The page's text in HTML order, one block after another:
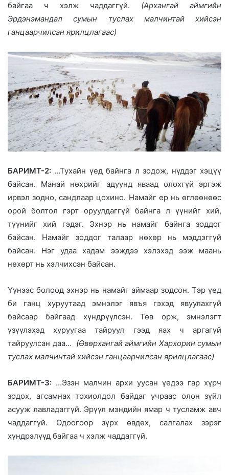
байгаа ч хэлж чаддаггүй. (Архангай аймгийн
Эрдэнэмандал сумын туслах малчинтай хийсэн
ганцаарчилсан ярилцлагаас)
БАРИМТ-2: …Тухайн үед байнга л зодож, нүддэг хэцүү
байсан. Манай нөхрийг адуунд яваад олохгүй эргэж
ирвэл зодно, сандлаар цохино. Намайг ер нь өглөөнөөс
орой болтол гэрт оруулдаггүй байнга л үүнийг хий,
түүнийг хий гэдэг. Эхнэр нь намайг байнга зоддог
байсан. Намайг зоддог талаар нөхөр нь мэддэггүй
байсан. Нэг удаа хадам ээждээ хэлэхэд ээж маань
нөхөрт нь хэлчихсэн байсан.
Үүнээс болоод эхнэр нь намайг аймаар зодсон. Тэр үед
би ганц хуруутаад эмнэлэг явъя гэхэд явуулахгүй
байсаар байгаад хүндрүүлсэн. Төв орж, эмнэлэгт
үзүүлэхэд хуруугаа тайруул гээд яах ч аргагүй
тайруулсан даа… (Өвөрхангай аймгийн Хархорин сумын
туслах малчинтай хийсэн ганцаарчилсан ярилцлагаас)
БАРИМТ-3: …Эзэн малчин архи уусан үедээ гар хүрч
зодох, агсамнах тохиолдол байдаг учраас олон зүйл
асууж лавладаггүй. Эрүүл мэндийн ямар ч тусламж авч
чаддаггүй. Одоогоор зүрх өвдөх, салгалах зэрэг
хүндрэлүүд байгаа ч хэлж чаддаггүй.